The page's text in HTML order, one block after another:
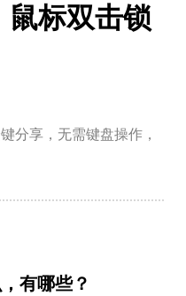
鼠标双击锁
分享，无需键盘操作，
有哪些？